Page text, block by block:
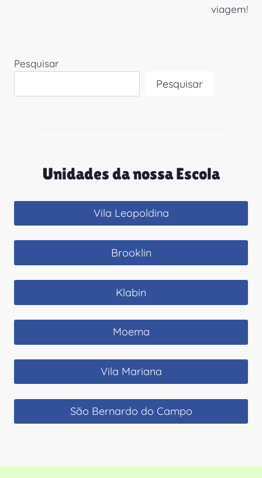
viagem!
Pesquisar
Pesquisar
Unidades da nossa Escola
Vila Leopoldina
Brooklin
Klabin
Moema
Vila Mariana
São Bernardo do Campo